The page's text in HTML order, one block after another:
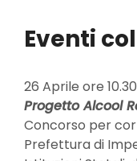
Eventi
26 Aprile ore 10.30
Progetto Alcool
Concorso per
Prefettura di